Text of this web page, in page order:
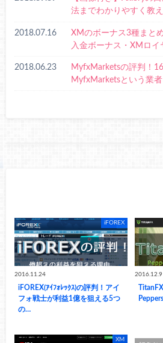
法までわかりやすく教え
2018.07.16
XMのボーナス3種まと
入金ボーナス・XMロイ
2018.06.23
MyfxMarketsの評判！
MyfxMarketsという業者
iFOREX
2016.11.24
iFOREX(ｱｲﾌｫﾚｯｸｽ)の評判！アイ
フォ戦士が利益1億を狙える5つ
の…
2016.12.9
XM